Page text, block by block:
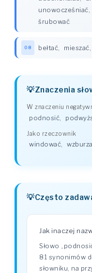
unowocześniać
śrubować
08 bełtać mieszać
Znaczenia
W znaczeniu
podnosić
Jako rzeczownik
windować,
Często
Jak inaczej
Słowo
81 synonimów
słowniku, na